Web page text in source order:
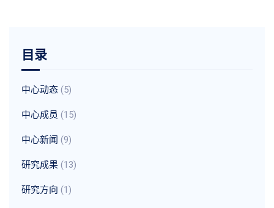
目录
中心动态 (5)
中心成员 (15)
中心新闻 (9)
研究成果 (13)
研究方向 (1)